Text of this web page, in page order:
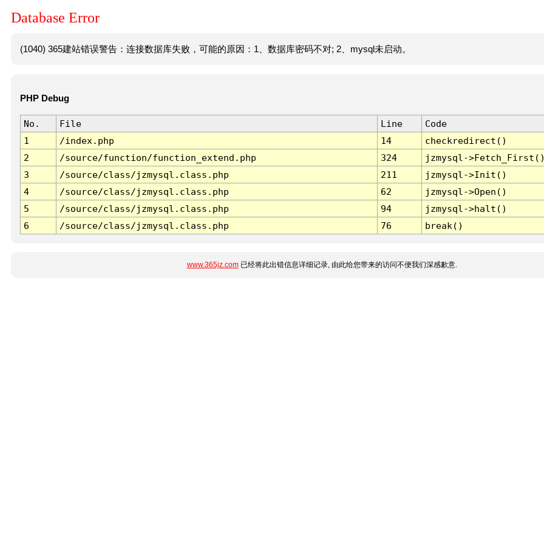
Database Error
(1040) 365建站错误警告：连接数据库失败，可能的原因：1、数据库密码不对; 2、mysql未启动。
PHP Debug
No. File Line
Code
1
/index.php 14
checkredirect()
2
/source/function/function_extend.php 324
jzmysql-
3
/source/class/jzmysql.class.php 211
jzmysql->Init()
4
/source/class/jzmysql.class.php 62
jzmysql->Open()
5
/source/class/jzmysql.class.php 94
jzmysql->halt()
6
/source/class/jzmysql.class.php 76 break()
www.365jz.com已经将此出错信息详细记录, 由此给您带来的访问不便我们深感歉意.